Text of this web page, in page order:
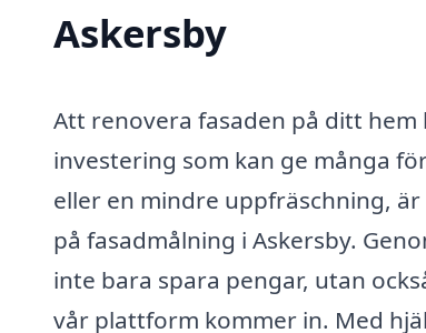
Askersby
Att renovera fasaden på ditt
investering som kan ge många
eller en mindre uppfräschning,
på fasadmålning i Askersby.
inte bara spara pengar, utan
vår plattform kommer in. Med